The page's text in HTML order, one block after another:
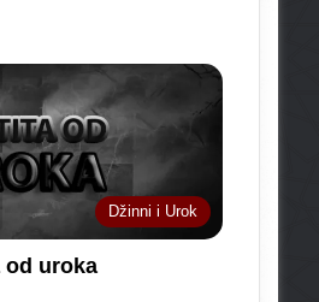
Džinni i Urok
od uroka